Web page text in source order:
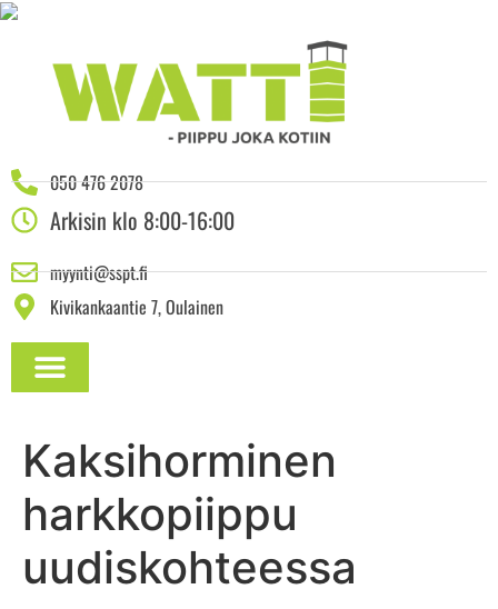
050 476 2078
Arkisin klo 8:00-16:00
myynti@sspt.fi
Kivikankaantie 7, Oulainen
Kaksihorminen
harkkopiippu
uudiskohteessa